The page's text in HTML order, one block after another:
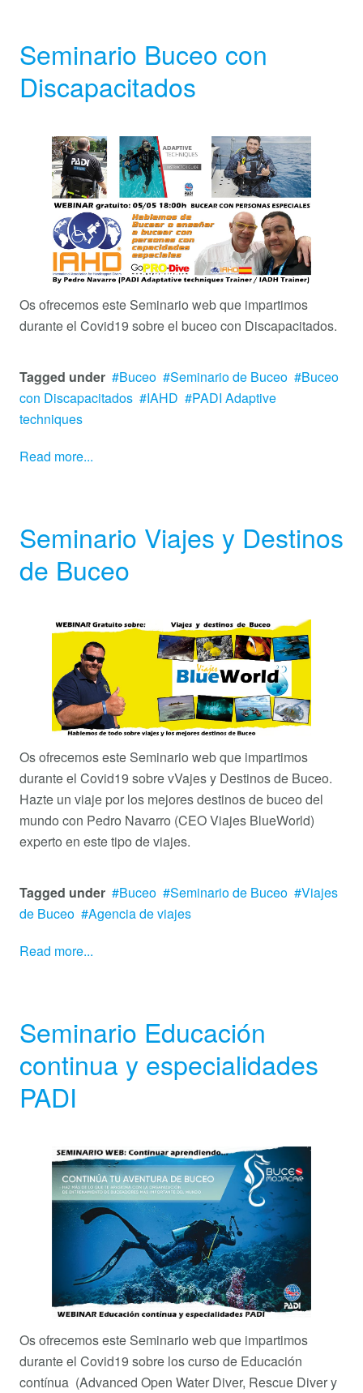
Seminario Buceo con
Discapacitados
Os ofrecemos este Seminario web que impartimos
durante el Covid19 sobre el buceo con Discapacitados.
Tagged under Buceo Seminario de Buceo
Buceo
con Discapacitados
IAHD
PADI Adaptive
techniques
Read more...
Seminario Viajes y Destinos
de Buceo
Os ofrecemos este Seminario web que impartimos
durante el Covid19 sobre vVajes y Destinos de Buceo.
Hazte un viaje por los mejores destinos de buceo del
mundo con Pedro Navarro (CEO Viajes BlueWorld)
experto en este tipo de viajes.
Tagged under Buceo Seminario de Buceo
Viajes
de Buceo
Agencia de viajes
Read more...
Seminario Educación
continua y especialidades
PADI
Os ofrecemos este Seminario web que impartimos
durante el Covid19 sobre los curso de Educación
contínua (Advanced Open Water Diver, Rescue Diver y